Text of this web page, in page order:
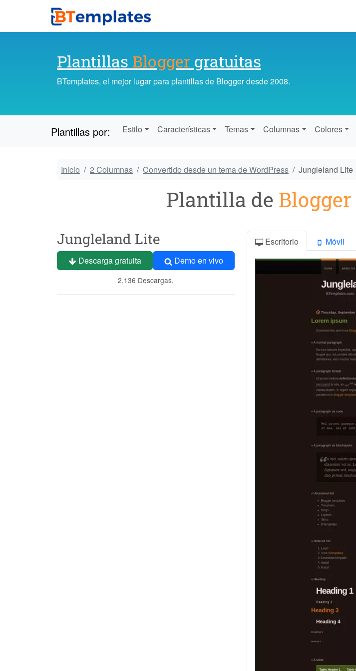
Plantillas Blogger gratuitas
BTemplates, el mejor lugar para plantillas de Blogger desde 2008.
Plantillas por: Estilo Características Temas Columnas Colores
Inicio 2 Columnas Convertido desde un tema de WordPress Jungleland Lite
Plantilla de Blogger
Jungleland Lite
Descarga gratuita Demo en vivo
2,136 Descargas.
Escritorio Móvil